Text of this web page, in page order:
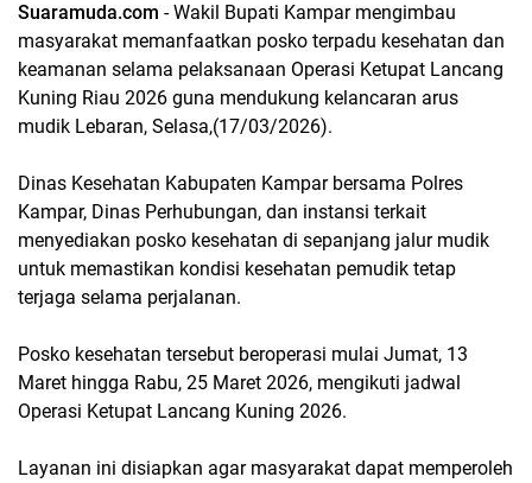
Suaramuda.com - Wakil Bupati Kampar mengimbau
masyarakat memanfaatkan posko terpadu kesehatan dan
keamanan selama pelaksanaan Operasi Ketupat Lancang
Kuning Riau 2026 guna mendukung kelancaran arus
mudik Lebaran, Selasa,(17/03/2026).
Dinas Kesehatan Kabupaten Kampar bersama Polres
Kampar, Dinas Perhubungan, dan instansi terkait
menyediakan posko kesehatan di sepanjang jalur mudik
untuk memastikan kondisi kesehatan pemudik tetap
terjaga selama perjalanan.
Posko kesehatan tersebut beroperasi mulai Jumat, 13
Maret hingga Rabu, 25 Maret 2026, mengikuti jadwal
Operasi Ketupat Lancang Kuning 2026.
Layanan ini disiapkan agar masyarakat dapat memperoleh